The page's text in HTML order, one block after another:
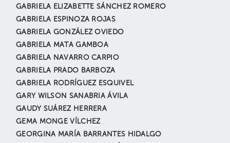
GABRIELA ELIZABETTE SÁNCHEZ ROMERO
GABRIELA ESPINOZA ROJAS
GABRIELA GONZÁLEZ OVIEDO
GABRIELA MATA GAMBOA
GABRIELA NAVARRO CARPIO
GABRIELA PRADO BARBOZA
GABRIELA RODRÍGUEZ ESQUIVEL
GARY WILSON SANABRIA ÁVILA
GAUDY SUÁREZ HERRERA
GEMA MONGE VÍLCHEZ
GEORGINA MARÍA BARRANTES HIDALGO